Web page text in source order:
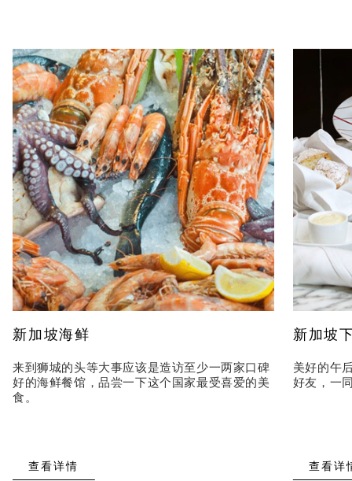
新加坡海鲜
来到狮城的头等大事应该是造访至少一两家口碑
好的海鲜餐馆，品尝一下这个国家最受喜爱的美
食。
查看详情
新加坡
美好的午
好友，一
查看详